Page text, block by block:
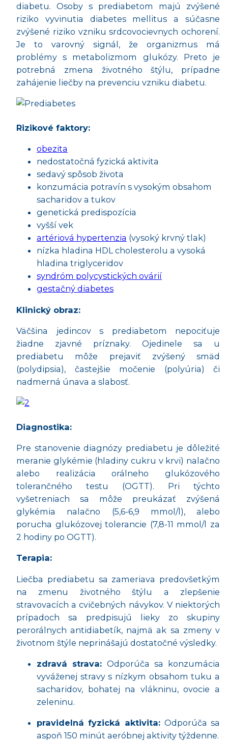
diabetu. Osoby s prediabetom majú zvýšené
riziko vyvinutia diabetes mellitus a súčasne
zvýšené riziko vzniku srdcovocievnych ochorení.
Je to varovný signál, že organizmus má
problémy s metabolizmom glukózy. Preto je
potrebná zmena životného štýlu, prípadne
zahájenie liečby na prevenciu vzniku diabetu.
Rizikové faktory:
obezita
nedostatočná fyzická aktivita
sedavý spôsob života
konzumácia potravín s vysokým obsahom
sacharidov a tukov
genetická predispozícia
vyšší vek
artériová hypertenzia (vysoký krvný tlak)
nízka hladina HDL cholesterolu a vysoká
hladina triglyceridov
syndróm polycystických ovárií
gestačný diabetes
Klinický obraz:
Väčšina jedincov s prediabetom nepociťuje
žiadne zjavné príznaky. Ojedinele sa u
prediabetu môže prejaviť zvýšený smäd
(polydipsia), častejšie močenie (polyúria) či
nadmerná únava a slabosť.
Diagnostika:
Pre stanovenie diagnózy prediabetu je dôležité
meranie glykémie (hladiny cukru v krvi) nalačno
alebo realizácia orálneho glukózového
tolerančného testu (OGTT). Pri týchto
vyšetreniach sa môže preukázať zvýšená
glykémia nalačno (5,6-6,9 mmol/l), alebo
porucha glukózovej tolerancie (7,8-11 mmol/l za
2 hodiny po OGTT).
Terapia:
Liečba prediabetu sa zameriava predovšetkým
na zmenu životného štýlu a zlepšenie
stravovacích a cvičebných návykov. V niektorých
prípadoch sa predpisujú lieky zo skupiny
perorálnych antidiabetík, najmä ak sa zmeny v
životnom štýle neprinášajú dostatočné výsledky.
zdravá strava: Odporúča sa konzumácia
vyváženej stravy s nízkym obsahom tuku a
sacharidov, bohatej na vlákninu, ovocie a
zeleninu.
pravidelná fyzická aktivita: Odporúča sa
aspoň 150 minút aeróbnej aktivity týždenne.